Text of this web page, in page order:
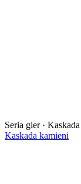
Seria gier · Kaskada
Kaskada kamieni